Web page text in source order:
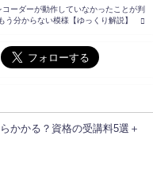
ーダーが動作していなかったことが判
分からない模様【ゆっくり解説】
かかる？資格の受講料5選＋